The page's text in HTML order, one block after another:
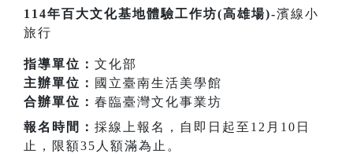
114年百大文化基地體驗工作坊(高雄場)-濱線小
旅行
指導單位： 文化部
主辦單位： 國立臺南生活美學館
合辦單位： 春臨臺灣文化事業坊
報名時間： 採線上報名，自即日起至12月10日
止，限額35人額滿為止。